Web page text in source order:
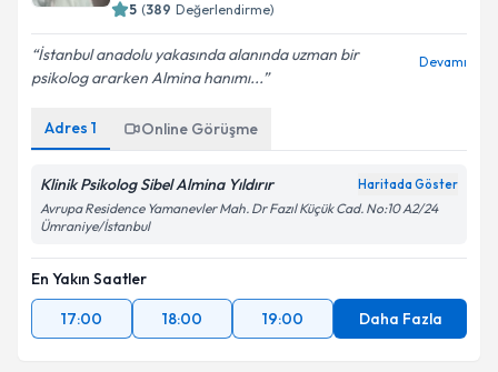
5 (389 Değerlendirme)
İstanbul anadolu yakasında alanında uzman bir
psikolog ararken Almina hanımı...
Devamı
Adres 1 Online Görüşme
Klinik Psikolog Sibel Almina Yıldırır Haritada Göster
Avrupa Residence Yamanevler Mah. Dr Fazıl Küçük Cad. No:10 A2/24
Ümraniye/İstanbul
En Yakın Saatler
17:00
18:00 19:00 Daha Fazla